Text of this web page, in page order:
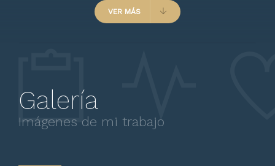
VER MÁS
Galería
Imágenes de mi trabajo